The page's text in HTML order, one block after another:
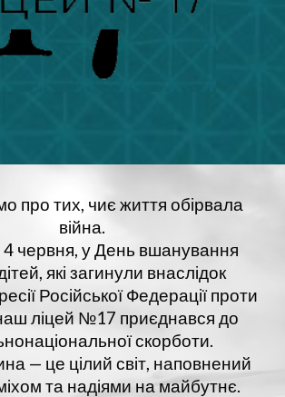
про тих, чиє життя обірвала
війна.
4 червня, у День вшанування
які загинули внаслідок
Російської Федерації проти
ліцей №17 приєднався до
скорботи.
— це цілий світ, наповнений
та надіями на майбутнє.